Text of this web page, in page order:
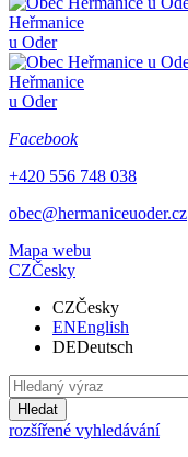
Heřmanice
u Oder
Heřmanice
u Oder
Facebook
+420 556 748 038
obec@hermaniceuoder.cz
Mapa webu
CZČesky
CZČesky
ENEnglish
DEDeutsch
Hledat
rozšířené vyhledávání